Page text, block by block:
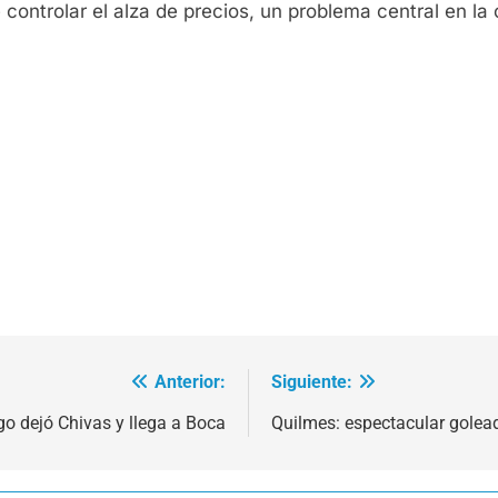
el alza de precios, un problema central en
Anterior:
dejó Chivas y llega a Boca
Siguiente:
Quilmes: espectacular